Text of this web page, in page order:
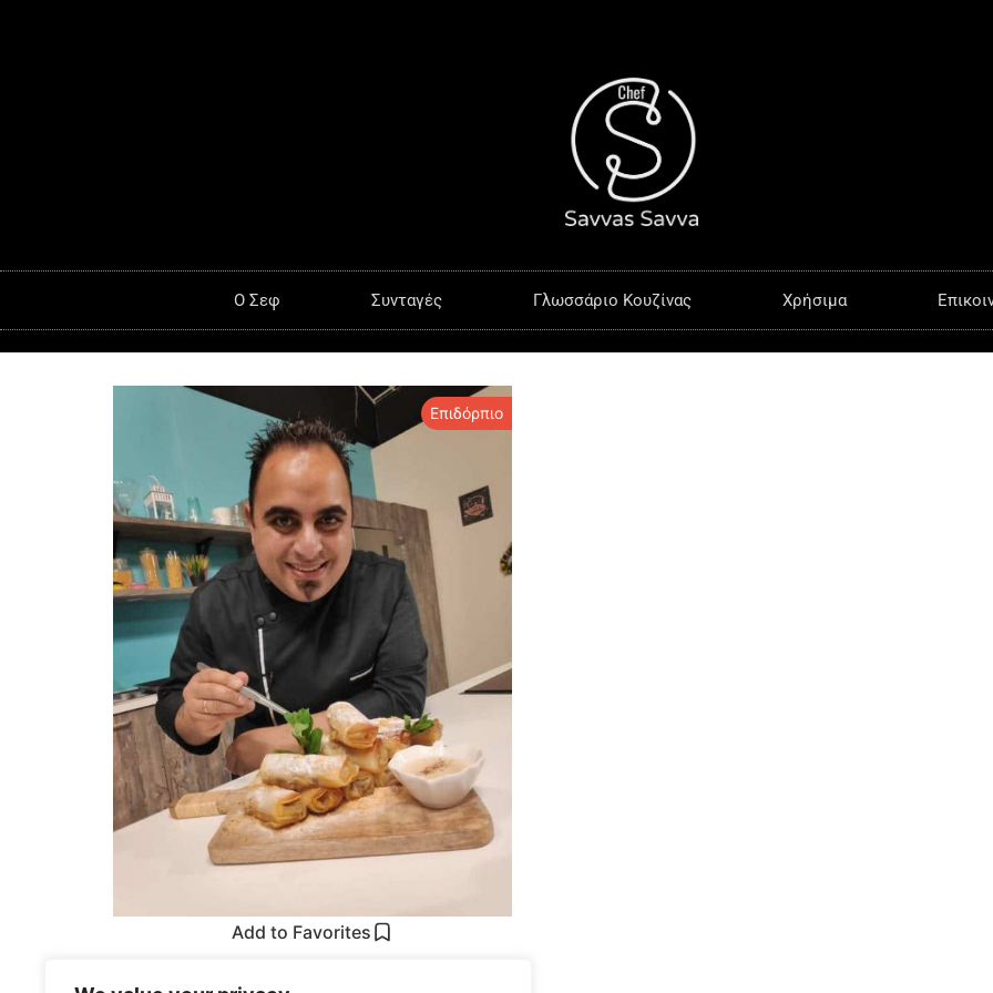
O Σεφ Συνταγές Γλωσσάριο Κουζίνας Χρήσιμα
Add to Favorites
Επιδόρπιο
Μικρά Στρούντελ μήλου με σταφίδες σε